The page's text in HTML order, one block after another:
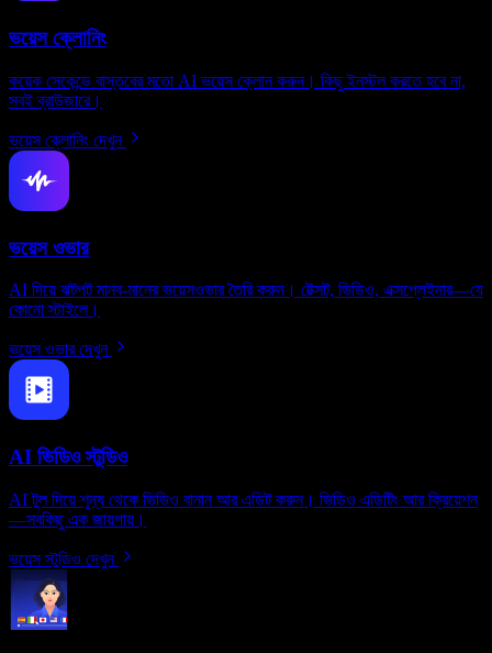
ভয়েস ক্লোনিং
কয়েক সেকেন্ডে বাস্তবের মতো AI ভয়েস ক্লোন করুন। কিছু ইনস্টল করতে হবে না,
সবই ব্রাউজারে।
ভয়েস ক্লোনিং দেখুন
ভয়েস ওভার
AI দিয়ে ঝটপট মানব-মানের ভয়েসওভার তৈরি করুন। টেক্সট, ভিডিও, এক্সপ্লেইনার—যে
কোনো স্টাইলে।
ভয়েস ওভার দেখুন
AI ভিডিও স্টুডিও
AI টুল দিয়ে শূন্য থেকে ভিডিও বানান আর এডিট করুন। ভিডিও এডিটিং আর ক্রিয়েশন
—সবকিছু এক জায়গায়।
ভয়েস স্টুডিও দেখুন